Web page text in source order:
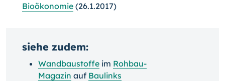
Bioökonomie (26.1.2017)
siehe zudem:
Wandbaustoffe im Rohbau-
Magazin auf Baulinks